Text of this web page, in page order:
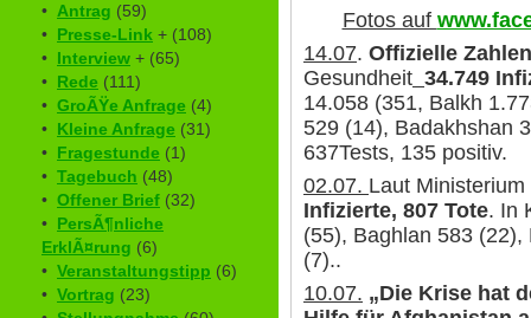
• Antrag (59)
• Presse-Link + (108)
• Interview + (65)
• Rede (111)
• GroÃŸe Anfrage (4)
• Kleine Anfrage (31)
• Fragestunde (1)
• Tagebuch (48)
• Offener Brief (32)
• PersÃ¶nliche
ErklÃ¤rung (6)
• Veranstaltungstipp (6)
• Vortrag (23)
Fotos auf
14.07. Offizielle Zahlen
Gesundheit 34.749
14.058 (351, Balkh
529 (14), Badakhshan
637Tests, 135 positiv.
02.07. Laut
Infizierte, 807 Tote. In
(55), Baghlan 583
(7)..
10.07. „Die Krise hat